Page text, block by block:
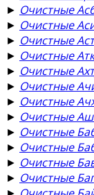
► Очистные
► Очистные
► Очистные
► Очистные
► Очистные
► Очистные
► Очистные
► Очистные
► Очистные
► Очистные
► Очистные
► Очистные